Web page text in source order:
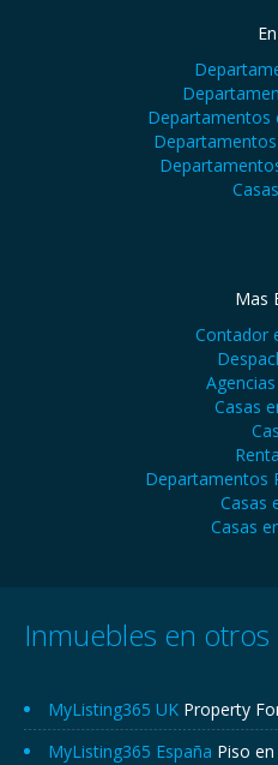
Departamentos
Mas
Contador
Casas
Departamentos
Casas
Casas
Inmuebles en otros
MyListing365 UK Property
MyListing365 España Piso